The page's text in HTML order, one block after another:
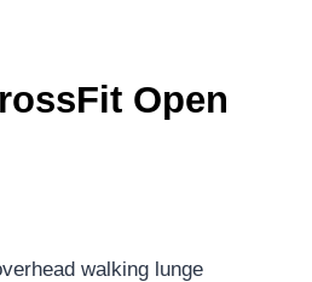
Open
walking lunge